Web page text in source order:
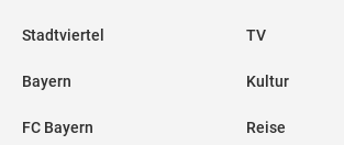
Stadtviertel
Bayern
FC Bayern
TV
Kultur
Reise